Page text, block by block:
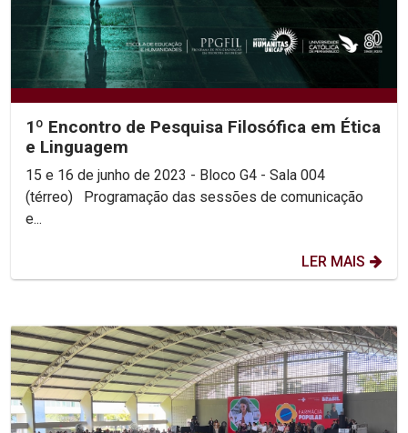
1º Encontro de Pesquisa Filosófica em Ética
e Linguagem
15 e 16 de junho de 2023 - Bloco G4 - Sala 004
(térreo) Programação das sessões de comunicação
e...
LER MAIS